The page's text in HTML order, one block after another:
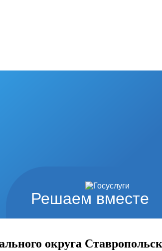
Решаем вместе
округа